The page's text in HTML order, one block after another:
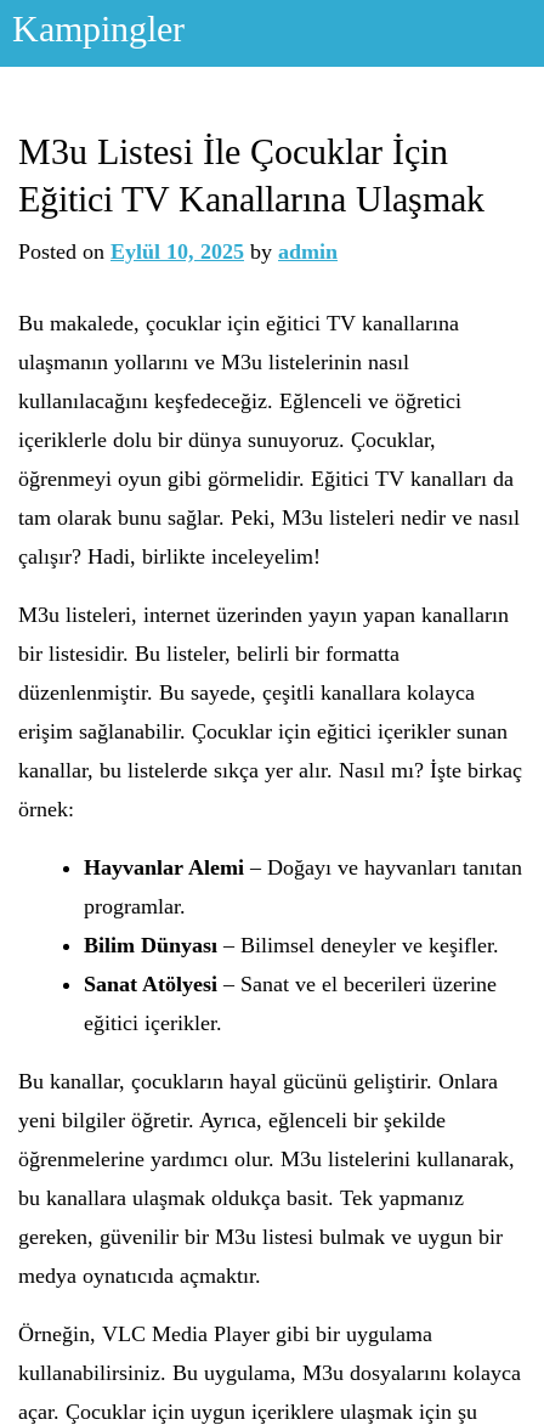
Skip
Kampingler
M3u Listesi İle Çocuklar İçin
Eğitici TV Kanallarına Ulaşmak
Posted on Eylül 10, 2025 by admin
Bu makalede, çocuklar için eğitici TV kanallarına
ulaşmanın yollarını ve M3u listelerinin nasıl
kullanılacağını keşfedeceğiz. Eğlenceli ve öğretici
içeriklerle dolu bir dünya sunuyoruz. Çocuklar,
öğrenmeyi oyun gibi görmelidir. Eğitici TV kanalları da
tam olarak bunu sağlar. Peki, M3u listeleri nedir ve nasıl
çalışır? Hadi, birlikte inceleyelim!
M3u listeleri, internet üzerinden yayın yapan kanalların
bir listesidir. Bu listeler, belirli bir formatta
düzenlenmiştir. Bu sayede, çeşitli kanallara kolayca
erişim sağlanabilir. Çocuklar için eğitici içerikler sunan
kanallar, bu listelerde sıkça yer alır. Nasıl mı? İşte birkaç
örnek:
Hayvanlar Alemi – Doğayı ve hayvanları tanıtan
programlar.
Bilim Dünyası – Bilimsel deneyler ve keşifler.
Sanat Atölyesi – Sanat ve el becerileri üzerine
eğitici içerikler.
Bu kanallar, çocukların hayal gücünü geliştirir. Onlara
yeni bilgiler öğretir. Ayrıca, eğlenceli bir şekilde
öğrenmelerine yardımcı olur. M3u listelerini kullanarak,
bu kanallara ulaşmak oldukça basit. Tek yapmanız
gereken, güvenilir bir M3u listesi bulmak ve uygun bir
medya oynatıcıda açmaktır.
Örneğin, VLC Media Player gibi bir uygulama
kullanabilirsiniz. Bu uygulama, M3u dosyalarını kolayca
açar. Çocuklar için uygun içeriklere ulaşmak için şu